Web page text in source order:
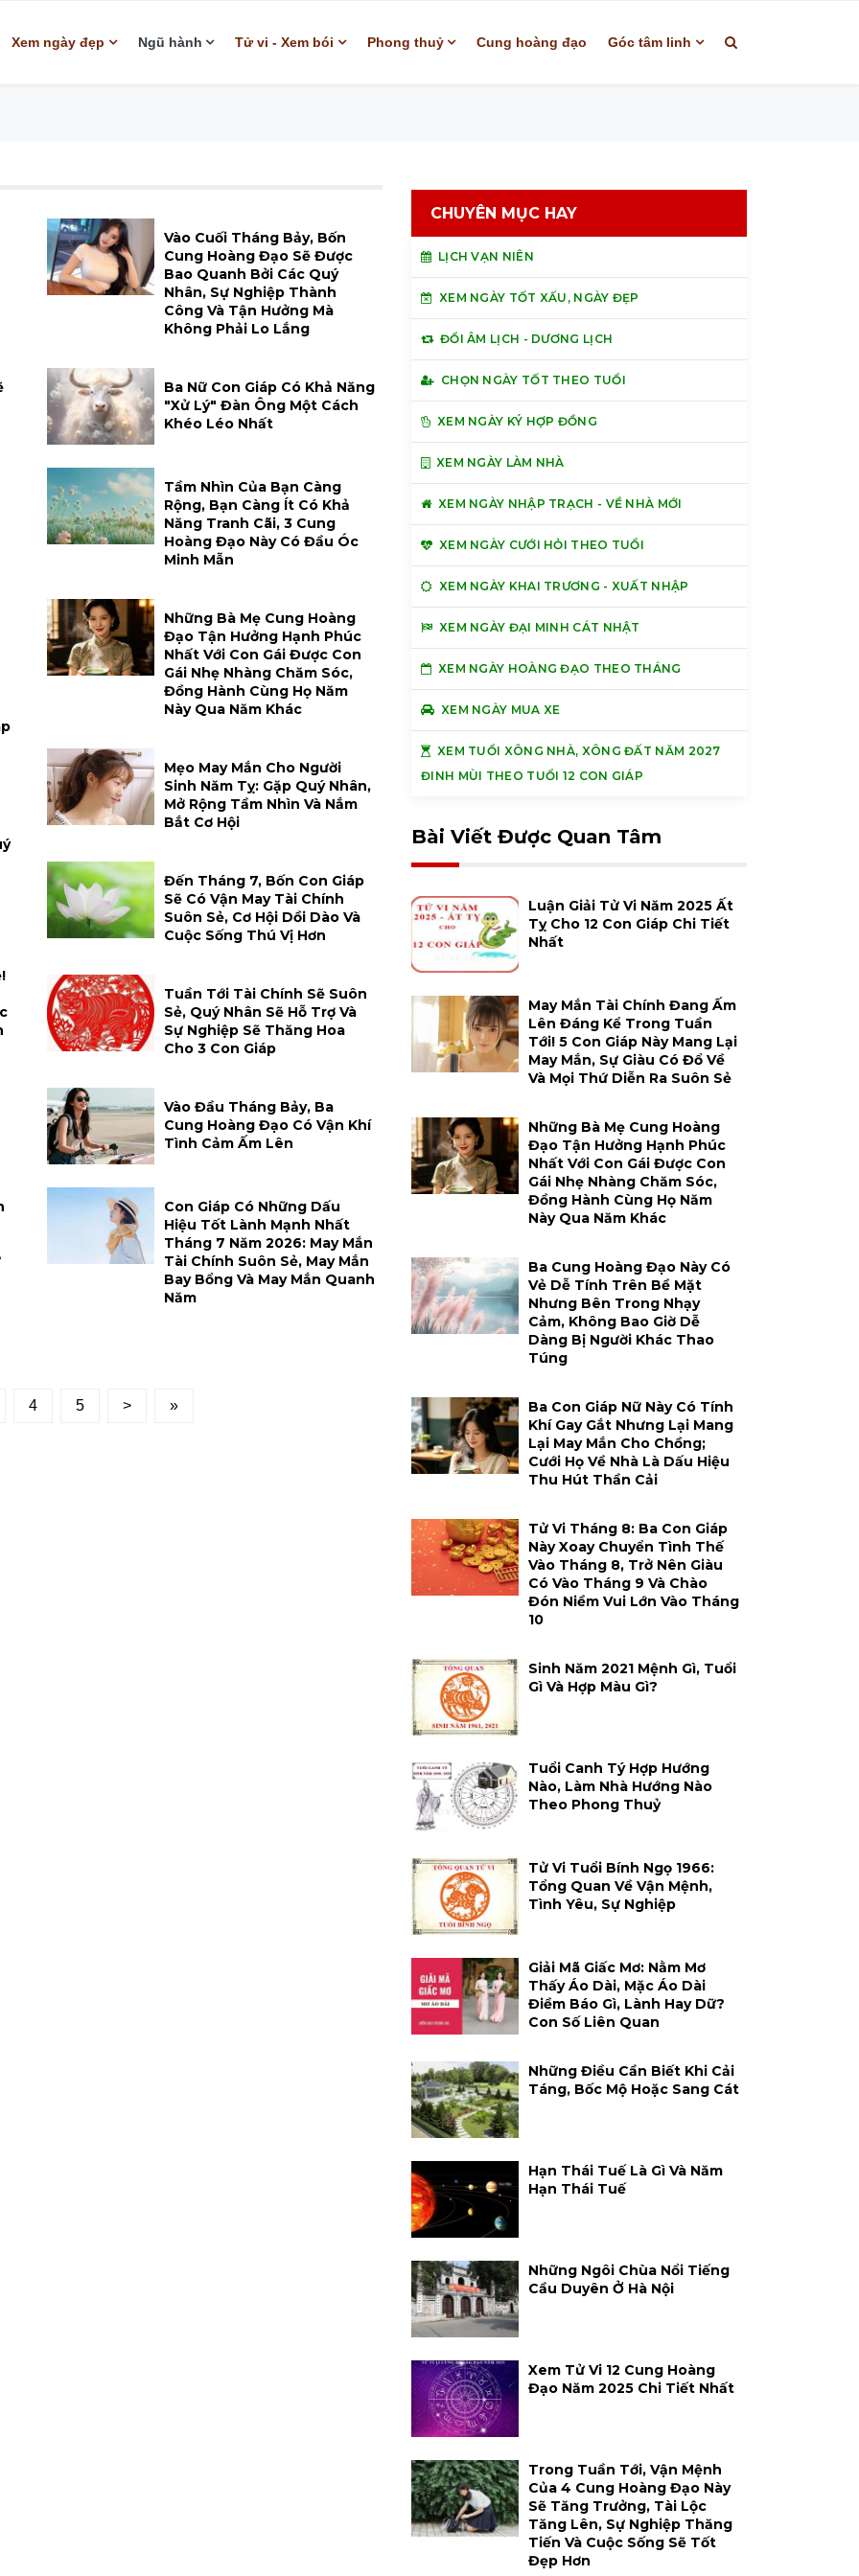
Xem ngày đẹp Ngũ hành Tử vi - Xem bói Phong thuỷ Cung hoàng đạo Góc tâm linh
Vào Cuối Tháng Bảy, Bốn
Cung Hoàng Đạo Sẽ Được
Bao Quanh Bởi Các Quý
Nhân, Sự Nghiệp Thành
Công Và Tận Hưởng Mà
Không Phải Lo Lắng
Ba Nữ Con Giáp Có Khả Năng
"xử Lý" Đàn Ông Một Cách
Khéo Léo Nhất
Tầm Nhìn Của Bạn Càng
Rộng, Bạn Càng Ít Có Khả
Năng Tranh Cãi, 3 Cung
Hoàng Đạo Này Có Đầu Óc
Minh Mẫn
Những Bà Mẹ Cung Hoàng
Đạo Tận Hưởng Hạnh Phúc
Nhất Với Con Gái Được Con
Gái Nhẹ Nhàng Chăm Sóc,
Đồng Hành Cùng Họ Năm
Này Qua Năm Khác
Mẹo May Mắn Cho Người
Sinh Năm Tỵ: Gặp Quý Nhân,
Mở Rộng Tầm Nhìn Và Nắm
Bắt Cơ Hội
Đến Tháng 7, Bốn Con Giáp
Sẽ Có Vận May Tài Chính
Suôn Sẻ, Cơ Hội Dồi Dào Và
Cuộc Sống Thú Vị Hơn
Tuần Tới Tài Chính Sẽ Suôn
Sẻ, Quý Nhân Sẽ Hỗ Trợ Và
Sự Nghiệp Sẽ Thăng Hoa
Cho 3 Con Giáp
Vào Đầu Tháng Bảy, Ba
Cung Hoàng Đạo Có Vận Khí
Tình Cảm Ấm Lên
Con Giáp Có Những Dấu
Hiệu Tốt Lành Mạnh Nhất
Tháng 7 Năm 2026: May Mắn
Tài Chính Suôn Sẻ, May Mắn
Bay Bổng Và May Mắn Quanh
Năm
4 5 > »
CHUYÊN MỤC HAY
LỊCH VẠN NIÊN
XEM NGÀY TỐT XẤU, NGÀY ĐẸP
ĐỔI ÂM LỊCH - DƯƠNG LỊCH
CHỌN NGÀY TỐT THEO TUỔI
XEM NGÀY KÝ HỢP ĐỒNG
XEM NGÀY LÀM NHÀ
XEM NGÀY NHẬP TRẠCH - VỀ NHÀ MỚI
XEM NGÀY CƯỚI HỎI THEO TUỔI
XEM NGÀY KHAI TRƯƠNG - XUẤT NHẬP
XEM NGÀY ĐẠI MINH CÁT NHẬT
XEM NGÀY HOÀNG ĐẠO THEO THÁNG
XEM NGÀY MUA XE
XEM TUỔI XÔNG NHÀ, XÔNG ĐẤT NĂM 2027
ĐINH MÙI THEO TUỔI 12 CON GIÁP
Bài Viết Được Quan Tâm
Luận Giải Tử Vi Năm 2025 Ất
Tỵ Cho 12 Con Giáp Chi Tiết
Nhất
May Mắn Tài Chính Đang Ấm
Lên Đáng Kể Trong Tuần
Tới! 5 Con Giáp Này Mang Lại
May Mắn, Sự Giàu Có Đổ Về
Và Mọi Thứ Diễn Ra Suôn Sẻ
Những Bà Mẹ Cung Hoàng
Đạo Tận Hưởng Hạnh Phúc
Nhất Với Con Gái Được Con
Gái Nhẹ Nhàng Chăm Sóc,
Đồng Hành Cùng Họ Năm
Này Qua Năm Khác
Ba Cung Hoàng Đạo Này Có
Vẻ Dễ Tính Trên Bề Mặt
Nhưng Bên Trong Nhạy
Cảm, Không Bao Giờ Dễ
Dàng Bị Người Khác Thao
Túng
Ba Con Giáp Nữ Này Có Tính
Khí Gay Gắt Nhưng Lại Mang
Lại May Mắn Cho Chồng;
Cưới Họ Về Nhà Là Dấu Hiệu
Thu Hút Thần Cải
Tử Vi Tháng 8: Ba Con Giáp
Này Xoay Chuyển Tình Thế
Vào Tháng 8, Trở Nên Giàu
Có Vào Tháng 9 Và Chào
Đón Niềm Vui Lớn Vào Tháng
10
Sinh Năm 2021 Mệnh Gì, Tuổi
Gì Và Hợp Màu Gì?
Tuổi Canh Tý Hợp Hướng
Nào, Làm Nhà Hướng Nào
Theo Phong Thuỷ
Tử Vi Tuổi Bính Ngọ 1966:
Tổng Quan Về Vận Mệnh,
Tình Yêu, Sự Nghiệp
Giải Mã Giấc Mơ: Nằm Mơ
Thấy Áo Dài, Mặc Áo Dài
Điềm Báo Gì, Lành Hay Dữ?
Con Số Liên Quan
Những Điều Cần Biết Khi Cải
Táng, Bốc Mộ Hoặc Sang Cát
Hạn Thái Tuế Là Gì Và Năm
Hạn Thái Tuế
Những Ngôi Chùa Nổi Tiếng
Cầu Duyên Ở Hà Nội
Xem Tử Vi 12 Cung Hoàng
Đạo Năm 2025 Chi Tiết Nhất
Trong Tuần Tới, Vận Mệnh
Của 4 Cung Hoàng Đạo Này
Sẽ Tăng Trưởng, Tài Lộc
Tăng Lên, Sự Nghiệp Thăng
Tiến Và Cuộc Sống Sẽ Tốt
Đẹp Hơn